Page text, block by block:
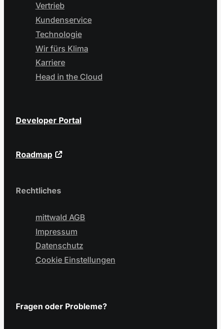
Vertrieb
Kundenservice
Technologie
Wir fürs Klima
Karriere
Head in the Cloud
Developer Portal
Roadmap
Rechtliches
mittwald AGB
Impressum
Datenschutz
Cookie Einstellungen
Fragen oder Probleme?